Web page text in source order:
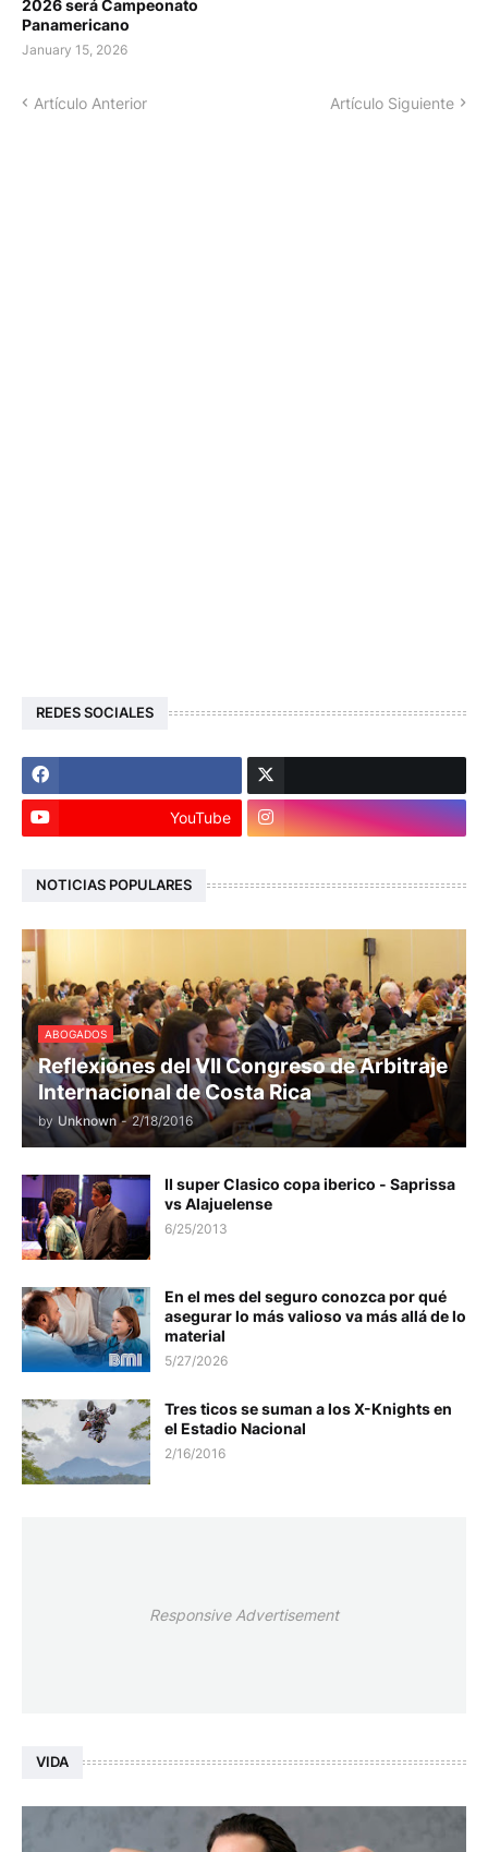
2026 será Campeonato
Panamericano
January 15, 2026
Artículo Anterior Artículo Siguiente
REDES SOCIALES
YouTube
NOTICIAS POPULARES
ABOGADOS
Reflexiones del VII Congreso de Arbitraje
Internacional de Costa Rica
by Unknown - 2/18/2016
II super Clasico copa iberico - Saprissa
vs Alajuelense
6/25/2013
En el mes del seguro conozca por qué
asegurar lo más valioso va más allá de lo
material
5/27/2026
Tres ticos se suman a los X-Knights en
el Estadio Nacional
2/16/2016
Responsive Advertisement
VIDA